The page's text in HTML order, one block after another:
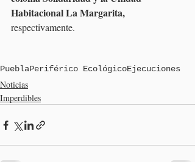
Habitacional La Margarita,
respectivamente.
PueblaPeriférico EcológicoEjecuciones
Noticias
Imperdibles